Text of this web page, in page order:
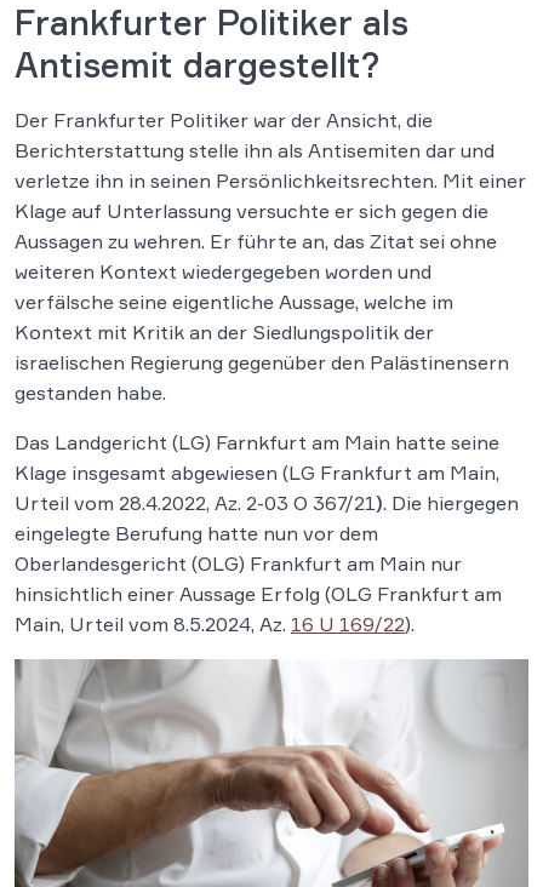
Frankfurter Politiker als
Antisemit dargestellt?
Der Frankfurter Politiker war der Ansicht, die
Berichterstattung stelle ihn als Antisemiten dar und
verletze ihn in seinen Persönlichkeitsrechten. Mit einer
Klage auf Unterlassung versuchte er sich gegen die
Aussagen zu wehren. Er führte an, das Zitat sei ohne
weiteren Kontext wiedergegeben worden und
verfälsche seine eigentliche Aussage, welche im
Kontext mit Kritik an der Siedlungspolitik der
israelischen Regierung gegenüber den Palästinensern
gestanden habe.
Das Landgericht (LG) Farnkfurt am Main hatte seine
Klage insgesamt abgewiesen (LG Frankfurt am Main,
Urteil vom 28.4.2022, Az. 2-03 O 367/21). Die hiergegen
eingelegte Berufung hatte nun vor dem
Oberlandesgericht (OLG) Frankfurt am Main nur
hinsichtlich einer Aussage Erfolg (OLG Frankfurt am
Main, Urteil vom 8.5.2024, Az. 16 U 169/22).